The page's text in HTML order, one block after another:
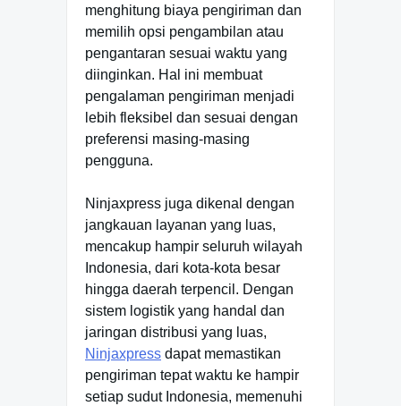
menghitung biaya pengiriman dan
memilih opsi pengambilan atau
pengantaran sesuai waktu yang
diinginkan. Hal ini membuat
pengalaman pengiriman menjadi
lebih fleksibel dan sesuai dengan
preferensi masing-masing
pengguna.
Ninjaxpress juga dikenal dengan
jangkauan layanan yang luas,
mencakup hampir seluruh wilayah
Indonesia, dari kota-kota besar
hingga daerah terpencil. Dengan
sistem logistik yang handal dan
jaringan distribusi yang luas,
Ninjaxpress dapat memastikan
pengiriman tepat waktu ke hampir
setiap sudut Indonesia, memenuhi